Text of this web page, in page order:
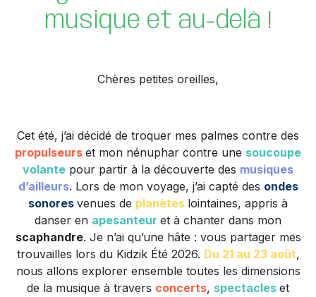
musique et au-delà !
Chères petites oreilles,
Cet été, j’ai décidé de troquer mes palmes contre des
propulseurs et mon nénuphar contre une soucoupe
volante pour partir à la découverte des musiques
d’ailleurs. Lors de mon voyage, j’ai capté des ondes
sonores venues de planètes lointaines, appris à
danser en apesanteur et à chanter dans mon
scaphandre. Je n’ai qu’une hâte : vous partager mes
trouvailles lors du Kidzik Été 2026. Du 21 au 23 août,
nous allons explorer ensemble toutes les dimensions
de la musique à travers concerts, spectacles et